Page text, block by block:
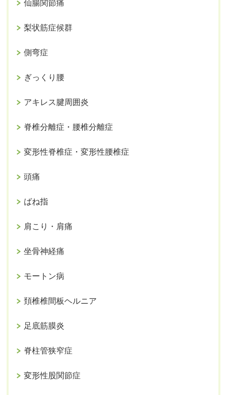
仙腸関節痛
梨状筋症候群
側弯症
ぎっくり腰
アキレス腱周囲炎
脊椎分離症・腰椎分離症
変形性脊椎症・変形性腰椎症
頭痛
ばね指
肩こり・肩痛
坐骨神経痛
モートン病
頚椎椎間板ヘルニア
足底筋膜炎
脊柱管狭窄症
変形性股関節症